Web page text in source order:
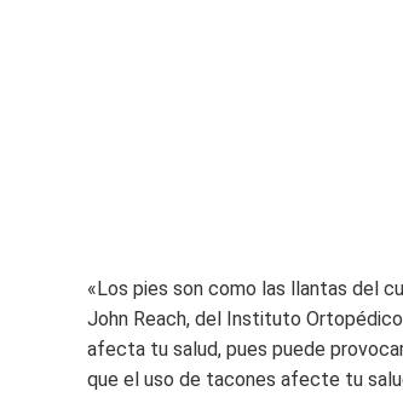
«Los pies son como las llantas del
John Reach, del Instituto
afecta tu salud, pues puede
que el uso de tacones afecte tu